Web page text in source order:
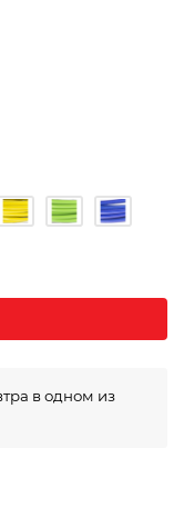
в одном из